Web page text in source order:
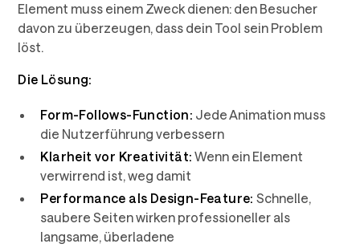
Element muss einem Zweck dienen: den Besucher
davon zu überzeugen, dass dein Tool sein Problem
löst.
Die Lösung:
Form-Follows-Function: Jede Animation muss
die Nutzerführung verbessern
Klarheit vor Kreativität: Wenn ein Element
verwirrend ist, weg damit
Performance als Design-Feature: Schnelle,
saubere Seiten wirken professioneller als
langsame, überladene